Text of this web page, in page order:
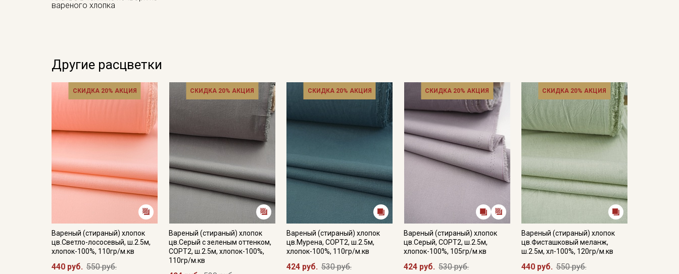
вареного хлопка
Другие расцветки
СКИДКА 20% АКЦИЯ
Вареный (стираный) хлопок
цв.Светло-лососевый, ш.2.5м,
хлопок-100%, 110гр/м.кв
440 руб. 550 руб.
СКИДКА 20% АКЦИЯ
Вареный (стираный) хлопок
цв.Серый с зеленым оттенком,
СОРТ2, ш.2.5м, хлопок-100%,
110гр/м.кв
СКИДКА 20% АКЦИЯ
Вареный (стираный) хлопок
цв.Мурена, СОРТ2, ш.2.5м,
хлопок-100%, 110гр/м.кв
424 руб. 530 руб.
СКИДКА 20% АКЦИЯ
Вареный (стираный) хлопок
цв.Серый, СОРТ2, ш.2.5м,
хлопок-100%, 105гр/м.кв
424 руб. 530 руб.
СКИДКА 20% АКЦИЯ
Вареный (стираный) хлопок
цв.Фисташковый меланж,
ш.2.5м, хл-100%, 120гр/м.кв
440 руб. 550 руб.
Секретная рассылка от
Купава
Мы публикуем здесь дополнительные
промокоды и скидки до 30% на узкие
категории тканей
Электронная почта
Подписаться